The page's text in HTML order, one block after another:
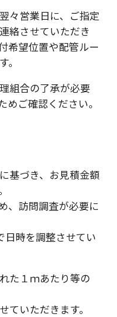
々営業日に、ご指定
絡させていただき
希望位置や配管ルー
。
組合の了承が必要
めご確認ください。
基づき、お見積金額
、訪問調査が必要に
日時を調整させてい
た１ｍあたり等の
ていただきます。